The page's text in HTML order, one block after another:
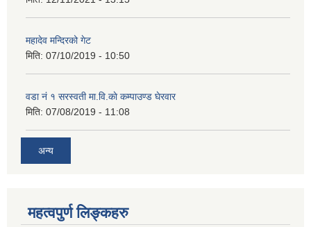
महादेव मन्दिरको गेट
मिति: 07/10/2019 - 10:50
वडा नं १ सरस्वती मा.वि.काे कम्पाउण्ड घेरवार
मिति: 07/08/2019 - 11:08
अन्य
महत्वपुर्ण लिङ्कहरु